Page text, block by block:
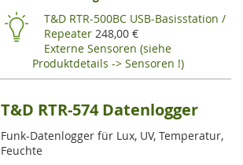
T&D RTR-500BC USB-Basisstation /
Repeater 248,00 €
Externe Sensoren (siehe
Produktdetails -> Sensoren !)
T&D RTR-574 Datenlogger
Funk-Datenlogger für Lux, UV, Temperatur,
Feuchte